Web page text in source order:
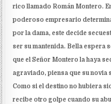
rico llamado Román Montero.
poderoso empresario
por la dama, este decide
ser su mantenida. Bella espera
que el Señor Montero la haya
agraviado, piensa que su novia
Como si el destino no hubiera
recibe otro golpe cuando su